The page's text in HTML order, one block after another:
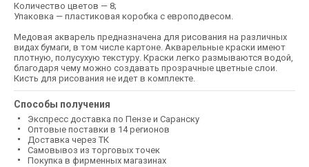
Количество цветов — 8;
Упаковка — пластиковая коробка с европодвесом.
Медовая акварель предназначена для рисования на различных
видах бумаги, в том числе картоне. Акварельные краски имеют
плотную, полусухую текстуру. Краски легко размываются водой,
благодаря чему можно создавать прозрачные цветные слои.
Кисть для рисования не идет в комплекте.
Способы получения
Экспресс доставка по Пензе и Саранску
Оптовые поставки в 14 регионов
Доставка через ТК
Самовывоз из торговых точек
Покупка в фирменных магазинах